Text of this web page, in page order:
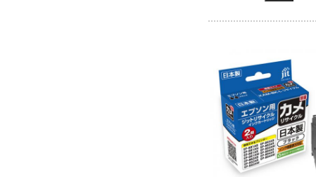
brother｜ブラザー用 CANON｜キ
純正トナーで絞り込む
brother｜ブラザー EPSON｜エ
互換トナー・純正リサイクルト